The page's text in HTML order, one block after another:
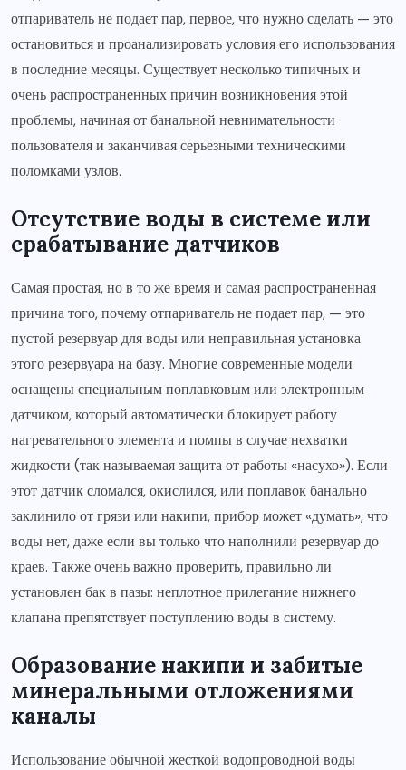
отпариватель не подает пар, первое, что нужно сделать — это
остановиться и проанализировать условия его использования
в последние месяцы. Существует несколько типичных и
очень распространенных причин возникновения этой
проблемы, начиная от банальной невнимательности
пользователя и заканчивая серьезными техническими
поломками узлов.
Отсутствие воды в системе или
срабатывание датчиков
Самая простая, но в то же время и самая распространенная
причина того, почему отпариватель не подает пар, — это
пустой резервуар для воды или неправильная установка
этого резервуара на базу. Многие современные модели
оснащены специальным поплавковым или электронным
датчиком, который автоматически блокирует работу
нагревательного элемента и помпы в случае нехватки
жидкости (так называемая защита от работы «насухо»). Если
этот датчик сломался, окислился, или поплавок банально
заклинило от грязи или накипи, прибор может «думать», что
воды нет, даже если вы только что наполнили резервуар до
краев. Также очень важно проверить, правильно ли
установлен бак в пазы: неплотное прилегание нижнего
клапана препятствует поступлению воды в систему.
Образование накипи и забитые
минеральными отложениями
каналы
Использование обычной жесткой водопроводной воды